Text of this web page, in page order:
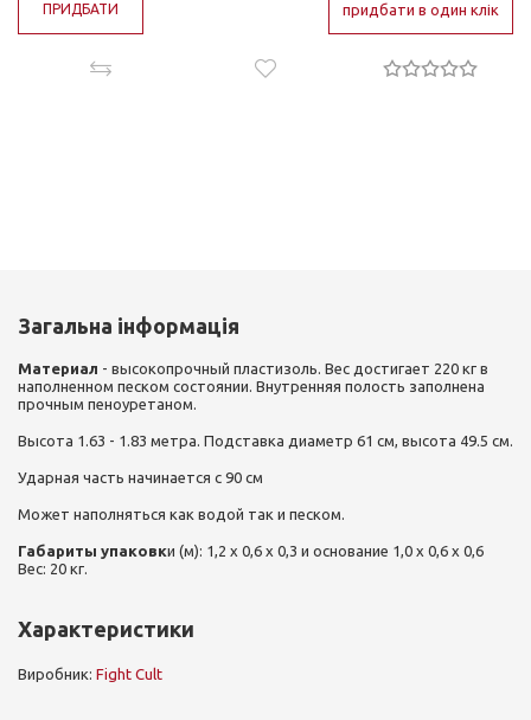
ПРИДБАТИ придбати в один клік
Загальна інформація
Материал - высокопрочный пластизоль. Вес достигает 220 кг в
наполненном песком состоянии. Внутренняя полость заполнена
прочным пеноуретаном.
Высота 1.63 - 1.83 метра. Подставка диаметр 61 см, высота 49.5 см.
Ударная часть начинается c 90 см
Может наполняться как водой так и песком.
Габариты упаковки (м): 1,2 х 0,6 х 0,3 и основание 1,0 х 0,6 х 0,6
Вес: 20 кг.
Характеристики
Виробник: Fight Cult